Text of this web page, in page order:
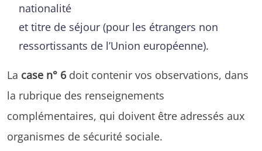
nationalité
et titre de séjour (pour les étrangers non
ressortissants de l’Union européenne).
La case n° 6doit contenir vos observations, dans
la rubrique des renseignements
complémentaires, qui doivent être adressés aux
organismes de sécurité sociale.